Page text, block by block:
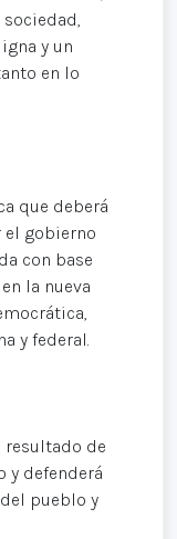
y un
en lo
que deberá
el gobierno
con base
la nueva
y federal.
resultado de
y defenderá
pueblo y